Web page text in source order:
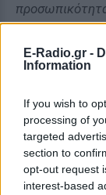
E-Radio.gr -
Information
If you wish to
processing of
targeted
section to
opt-out request
interest-based
νοιαζόταν για